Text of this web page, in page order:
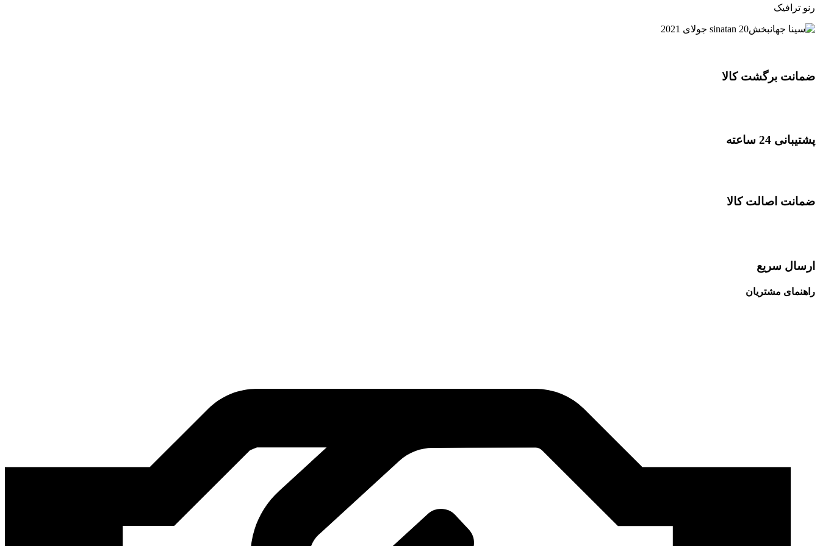
رنو ترافیک
sinatan 20 جولای 2021
ضمانت برگشت کالا
پشتیبانی 24 ساعته
ضمانت اصالت کالا
ارسال سریع
راهنمای مشتریان